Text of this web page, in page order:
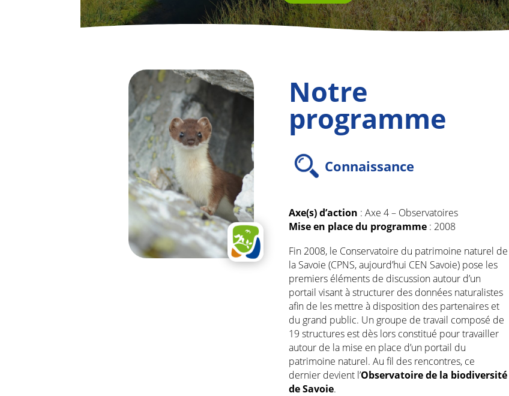
Notre
programme
Connaissance
Axe(s) d’action : Axe 4 – Observatoires
Mise en place du programme: 2008
Fin 2008, le Conservatoire du patrimoine naturel de
la Savoie (CPNS, aujourd’hui CEN Savoie) pose les
premiers éléments de discussion autour d’un
portail visant à structurer des données naturalistes
afin de les mettre à disposition des partenaires et
du grand public. Un groupe de travail composé de
19 structures est dès lors constitué pour travailler
autour de la mise en place d’un portail du
patrimoine naturel. Au fil des rencontres, ce
dernier devient l’Observatoire de la biodiversité
de Savoie.